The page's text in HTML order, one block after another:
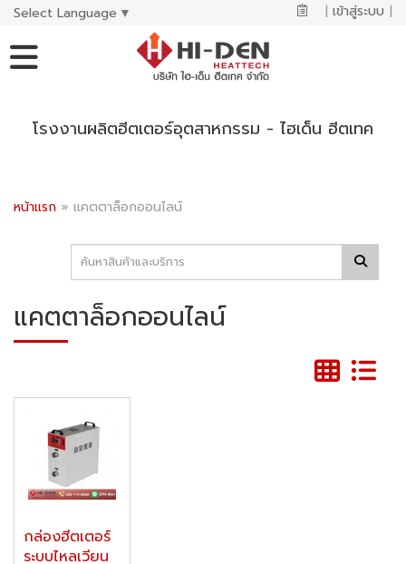
Select Language ▼ | เข้าสู่ระบบ |
โรงงานผลิตฮีตเตอร์อุตสาหกรรม - ไฮเด็น ฮีตเทค
หน้าแรก » แคตตาล็อกออนไลน์
แคตตาล็อกออนไลน์
กล่องฮีตเตอร์
ระบบไหลเวียน